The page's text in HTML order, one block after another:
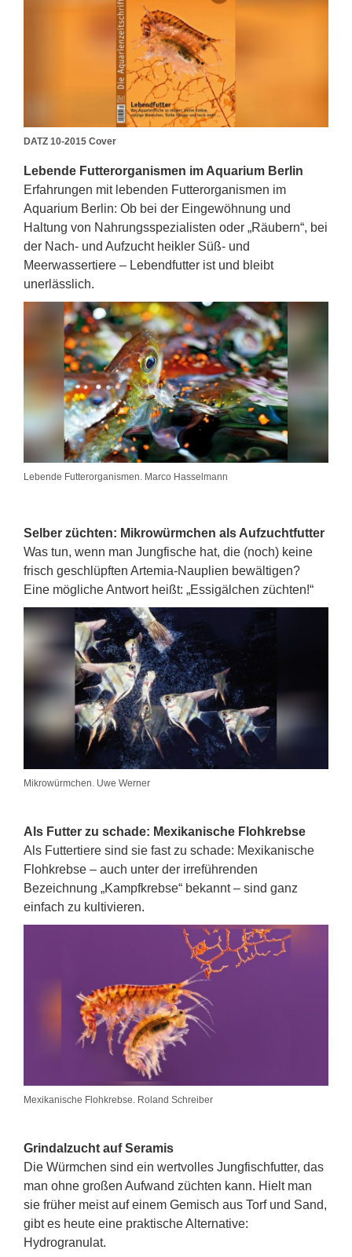
DATZ 10-2015 Cover
Lebende Futterorganismen im Aquarium Berlin
Erfahrungen mit lebenden Futterorganismen im
Aquarium Berlin: Ob bei der Eingewöhnung und
Haltung von Nahrungsspezialisten oder „Räubern“, bei
der Nach- und Aufzucht heikler Süß- und
Meerwassertiere – Lebendfutter ist und bleibt
unerlässlich.
Lebende Futterorganismen. Marco Hasselmann
Selber züchten: Mikrowürmchen als Aufzuchtfutter
Was tun, wenn man Jungfische hat, die (noch) keine
frisch geschlüpften Artemia-Nauplien bewältigen?
Eine mögliche Antwort heißt: „Essigälchen züchten!“
Mikrowürmchen. Uwe Werner
Als Futter zu schade: Mexikanische Flohkrebse
Als Futtertiere sind sie fast zu schade: Mexikanische
Flohkrebse – auch unter der irreführenden
Bezeichnung „Kampfkrebse“ bekannt – sind ganz
einfach zu kultivieren.
Mexikanische Flohkrebse. Roland Schreiber
Grindalzucht auf Seramis
Die Würmchen sind ein wertvolles Jungfischfutter, das
man ohne großen Aufwand züchten kann. Hielt man
sie früher meist auf einem Gemisch aus Torf und Sand,
gibt es heute eine praktische Alternative:
Hydrogranulat.